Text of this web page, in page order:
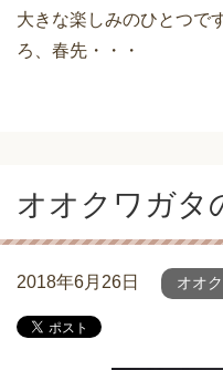
大きな楽しみのひとつで
ろ、春先・・・
オオクワガタ
2018年6月26日 オオ